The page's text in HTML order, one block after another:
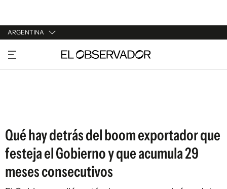
ARGENTINA
URUGUAY
ARGENTINA
Qué hay detrás del boom exportador que
festeja el Gobierno y que acumula 29
meses consecutivos